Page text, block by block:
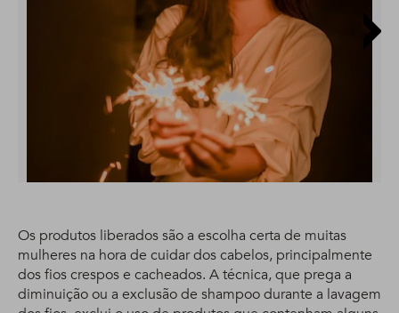
Os produtos liberados são a escolha certa de muitas
mulheres na hora de cuidar dos cabelos, principalmente
dos fios crespos e cacheados. A técnica, que prega a
diminuição ou a exclusão de shampoo durante a lavagem